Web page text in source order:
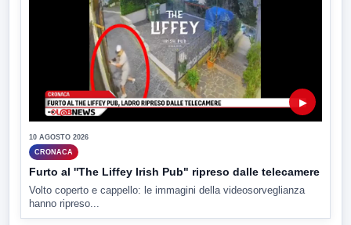
▶
10 AGOSTO 2026
CRONACA
Furto al ''The Liffey Irish Pub" ripreso dalle telecamere
Volto coperto e cappello: le immagini della videosorveglianza
hanno ripreso...